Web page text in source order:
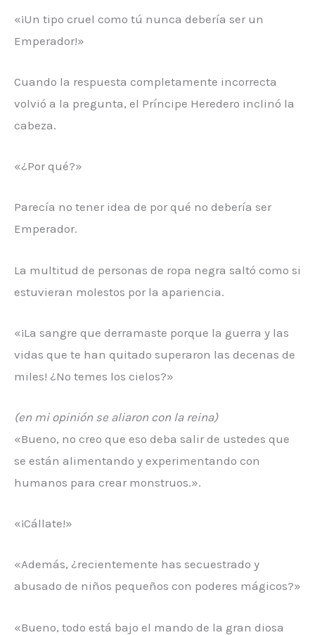
«¡Un tipo cruel como tú nunca debería ser un
Emperador!»
Cuando la respuesta completamente incorrecta
volvió a la pregunta, el Príncipe Heredero inclinó la
cabeza.
«¿Por qué?»
Parecía no tener idea de por qué no debería ser
Emperador.
La multitud de personas de ropa negra saltó como si
estuvieran molestos por la apariencia.
«¡La sangre que derramaste porque la guerra y las
vidas que te han quitado superaron las decenas de
miles! ¿No temes los cielos?»
(en mi opinión se aliaron con la reina)
«Bueno, no creo que eso deba salir de ustedes que
se están alimentando y experimentando con
humanos para crear monstruos.».
«¡Cállate!»
«Además, ¿recientemente has secuestrado y
abusado de niños pequeños con poderes mágicos?»
«Bueno, todo está bajo el mando de la gran diosa